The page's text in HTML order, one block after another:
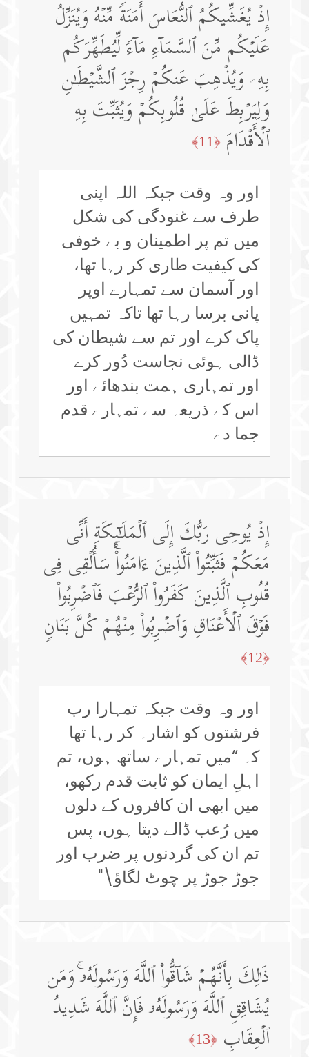
إِذۡ یُغَشِّیكُمُ ٱلنُّعَاسَ أَمَنَةࣰ مِّنۡهُ وَیُنَزِّلُ
عَلَیۡكُم مِّنَ ٱلسَّمَاۤءِ مَاۤءࣰ لِّیُطَهِّرَكُم
بِهِۦ وَیُذۡهِبَ عَنكُمۡ رِجۡزَ ٱلشَّیۡطَـٰنِ
وَلِیَرۡبِطَ عَلَىٰ قُلُوبِكُمۡ وَیُثَبِّتَ بِهِ
ٱلۡأَقۡدَامَ ﴿11﴾
اور وہ وقت جبکہ اللہ اپنی
طرف سے غنودگی کی شکل
میں تم پر اطمینان و بے خوفی
کی کیفیت طاری کر رہا تھا،
اور آسمان سے تمہارے اوپر
پانی برسا رہا تھا تاکہ تمہیں
پاک کرے اور تم سے شیطان کی
ڈالی ہوئی نجاست دُور کرے
اور تمہاری ہمت بندھائے اور
اس کے ذریعہ سے تمہارے قدم
جما دے
إِذۡ یُوحِی رَبُّكَ إِلَى ٱلۡمَلَـٰۤىِٕكَةِ أَنِّی
مَعَكُمۡ فَثَبِّتُوا۟ ٱلَّذِینَ ءَامَنُوا۟ۚ سَأُلۡقِی فِی
قُلُوبِ ٱلَّذِینَ كَفَرُوا۟ ٱلرُّعۡبَ فَٱضۡرِبُوا۟
فَوۡقَ ٱلۡأَعۡنَاقِ وَٱضۡرِبُوا۟ مِنۡهُمۡ كُلَّ بَنَانࣲ
﴿12﴾
اور وہ وقت جبکہ تمہارا رب
فرشتوں کو اشارہ کر رہا تھا
کہ “میں تمہارے ساتھ ہوں، تم
اہلِ ایمان کو ثابت قدم رکھو،
میں ابھی ان کافروں کے دلوں
میں رُعب ڈالے دیتا ہوں، پس
تم ان کی گردنوں پر ضرب اور
جوڑ جوڑ پر چوٹ لگاؤ\"
ذَ ٰ⁠لِكَ بِأَنَّهُمۡ شَاۤقُّوا۟ ٱللَّهَ وَرَسُولَهُۥۚ وَمَن
یُشَاقِقِ ٱللَّهَ وَرَسُولَهُۥ فَإِنَّ ٱللَّهَ شَدِیدُ
ٱلۡعِقَابِ ﴿13﴾